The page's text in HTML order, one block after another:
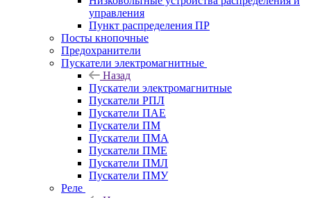
управления
Пункт распределения ПР
Посты кнопочные
Предохранители
Пускатели электромагнитные
Назад
Пускатели электромагнитные
Пускатели РПЛ
Пускатели ПАЕ
Пускатели ПМ
Пускатели ПМА
Пускатели ПМЕ
Пускатели ПМЛ
Пускатели ПМУ
Реле